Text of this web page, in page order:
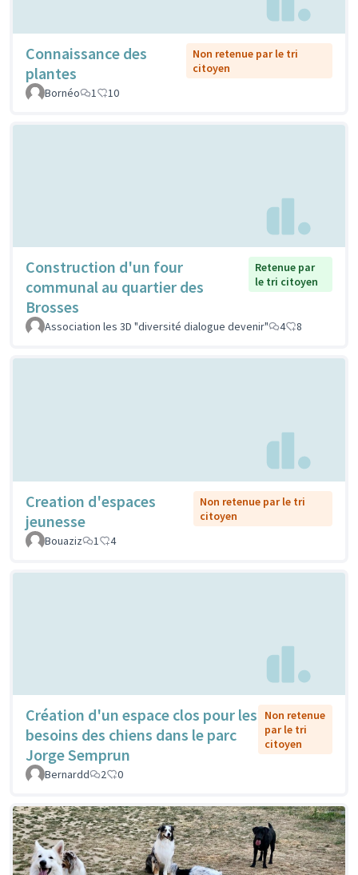
Connaissance des
plantes
Non retenue par le tri
citoyen
Bornéo
1 10
Construction d'un four
communal au quartier des
Brosses
Retenue par
le tri citoyen
Association les 3D "diversité dialogue devenir" 4 8
Creation d'espaces
jeunesse
Non retenue par le tri
citoyen
Bouaziz
1 4
Création d'un espace clos pour les
besoins des chiens dans le parc
Jorge Semprun
Non retenue
par le tri
citoyen
Bernardd 2 0